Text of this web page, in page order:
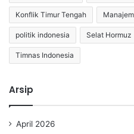
Konflik Timur Tengah
politik indonesia Selat Hormuz
Timnas Indonesia
Arsip
April 2026